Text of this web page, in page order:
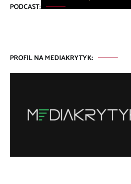
PODCAST:
PROFIL NA MEDIAKRYTYK: